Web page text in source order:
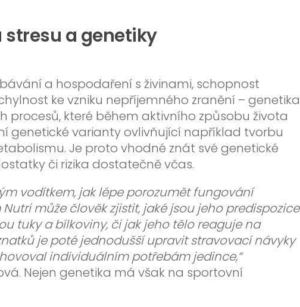
a genetiky
a hospodaření s živinami, schopnost
ke vzniku nepříjemného zranění – genetika
procesů, které během aktivního způsobu života
genetické varianty ovlivňující například tvorbu
Je proto vhodné znát své genetické
či rizika dostatečně včas.
vodítkem, jak lépe porozumět fungování
může člověk zjistit, jaké jsou jeho predispozice
tuky a bílkoviny, či jak jeho tělo reaguje na
je poté jednodušší upravit stravovací návyky
individuálním potřebám jedince,“
Nejen genetika má však na sportovní